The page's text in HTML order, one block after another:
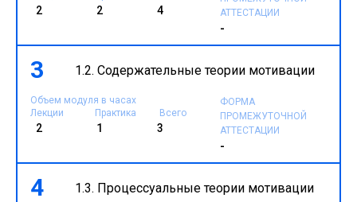
2 2 4
АТТЕСТАЦИИ
-
3 1.2. Содержательные теории мотивации
Объем модуля в часах
Лекции
Практика Всего
2 1 3
ФОРМА
ПРОМЕЖУТОЧНОЙ
АТТЕСТАЦИИ
-
4 1.3. Процессуальные теории мотивации